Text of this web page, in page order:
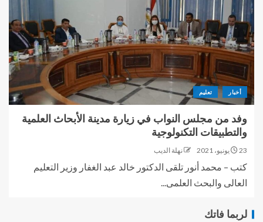
أخبار تعليم
وفد من مجلس النواب في زيارة مدينة الأبحاث العلمية
والتطبيقات التكنولوجية
23 يونيو، 2021 نهلة الديب
كتب – محمد أنور تلقى الدكتور خالد عبد الغفار وزير التعليم
العالى والبحث العلمى...
لربما فاتك